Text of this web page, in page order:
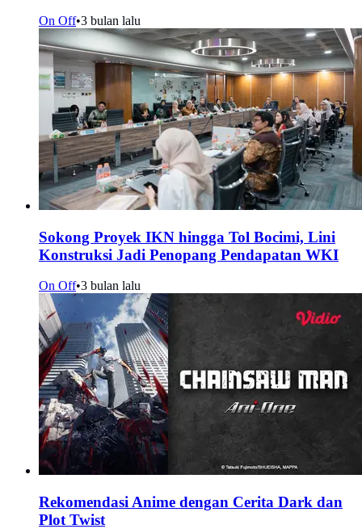
On Off•3 bulan lalu
Sokong Proyek IKN hingga Tol Bocimi, Lini
Konstruksi Jadi Penopang Pendapatan WKI
On Off•3 bulan lalu
Rekomendasi Anime dengan Cerita Dark dan
Plot Twist